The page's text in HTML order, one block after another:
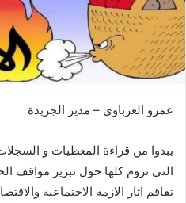
ل
ت
و
ي
عمرو العرباوي – مدير الجريدة
يبدوا من قراءة المعطيات و
التي تروم كلها حول تبرير مواقف
تفاقم اثار الازمة الاجتماعية